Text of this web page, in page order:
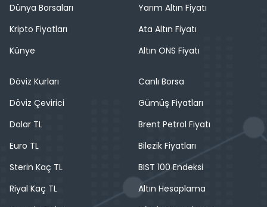
Dünya Borsaları
Kripto Fiyatları
Künye
Yarım Altın Fiyatı
Ata Altın Fiyatı
Altın ONS Fiyatı
Döviz Kurları
Döviz Çevirici
Dolar TL
Euro TL
Sterin Kaç TL
Riyal Kaç TL
Canlı Borsa
Gümüş Fiyatları
Brent Petrol Fiyatı
Bilezik Fiyatları
BIST 100 Endeksi
Altın Hesaplama